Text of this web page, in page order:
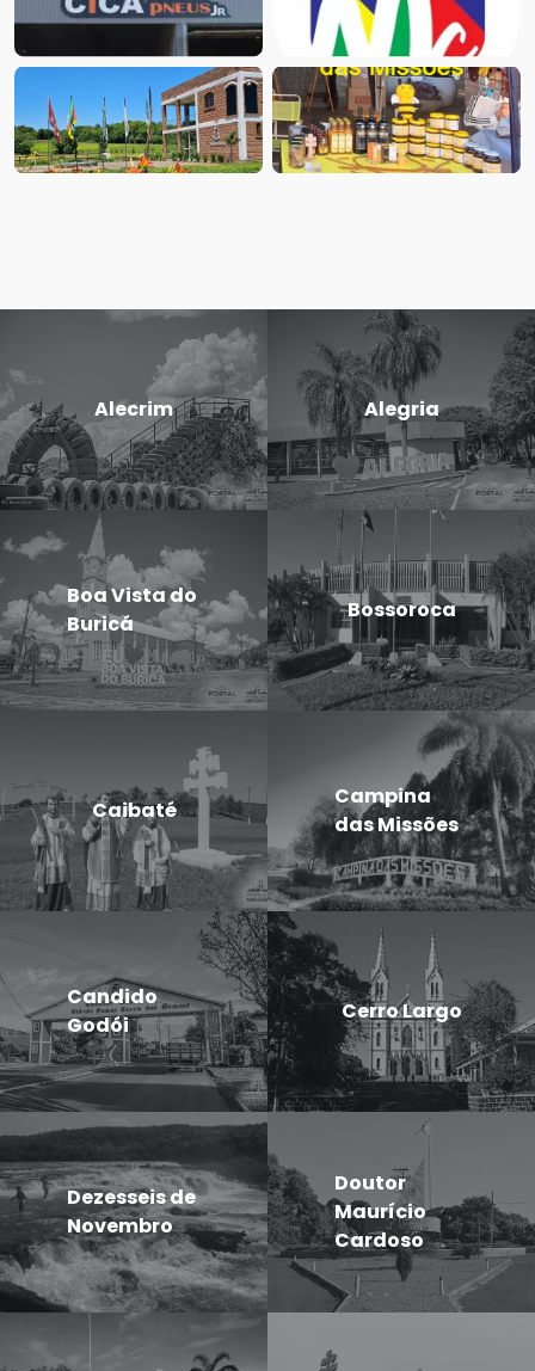
Alecrim Alegria
Boa Vista do
Buricá
Bossoroca
Caibaté
Campina
das Missões
Candido
Godói
Cerro Largo
Dezesseis de
Novembro
Doutor
Maurício
Cardoso